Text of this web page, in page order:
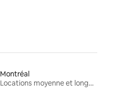
Montréal
Locations moyenne et longue durée